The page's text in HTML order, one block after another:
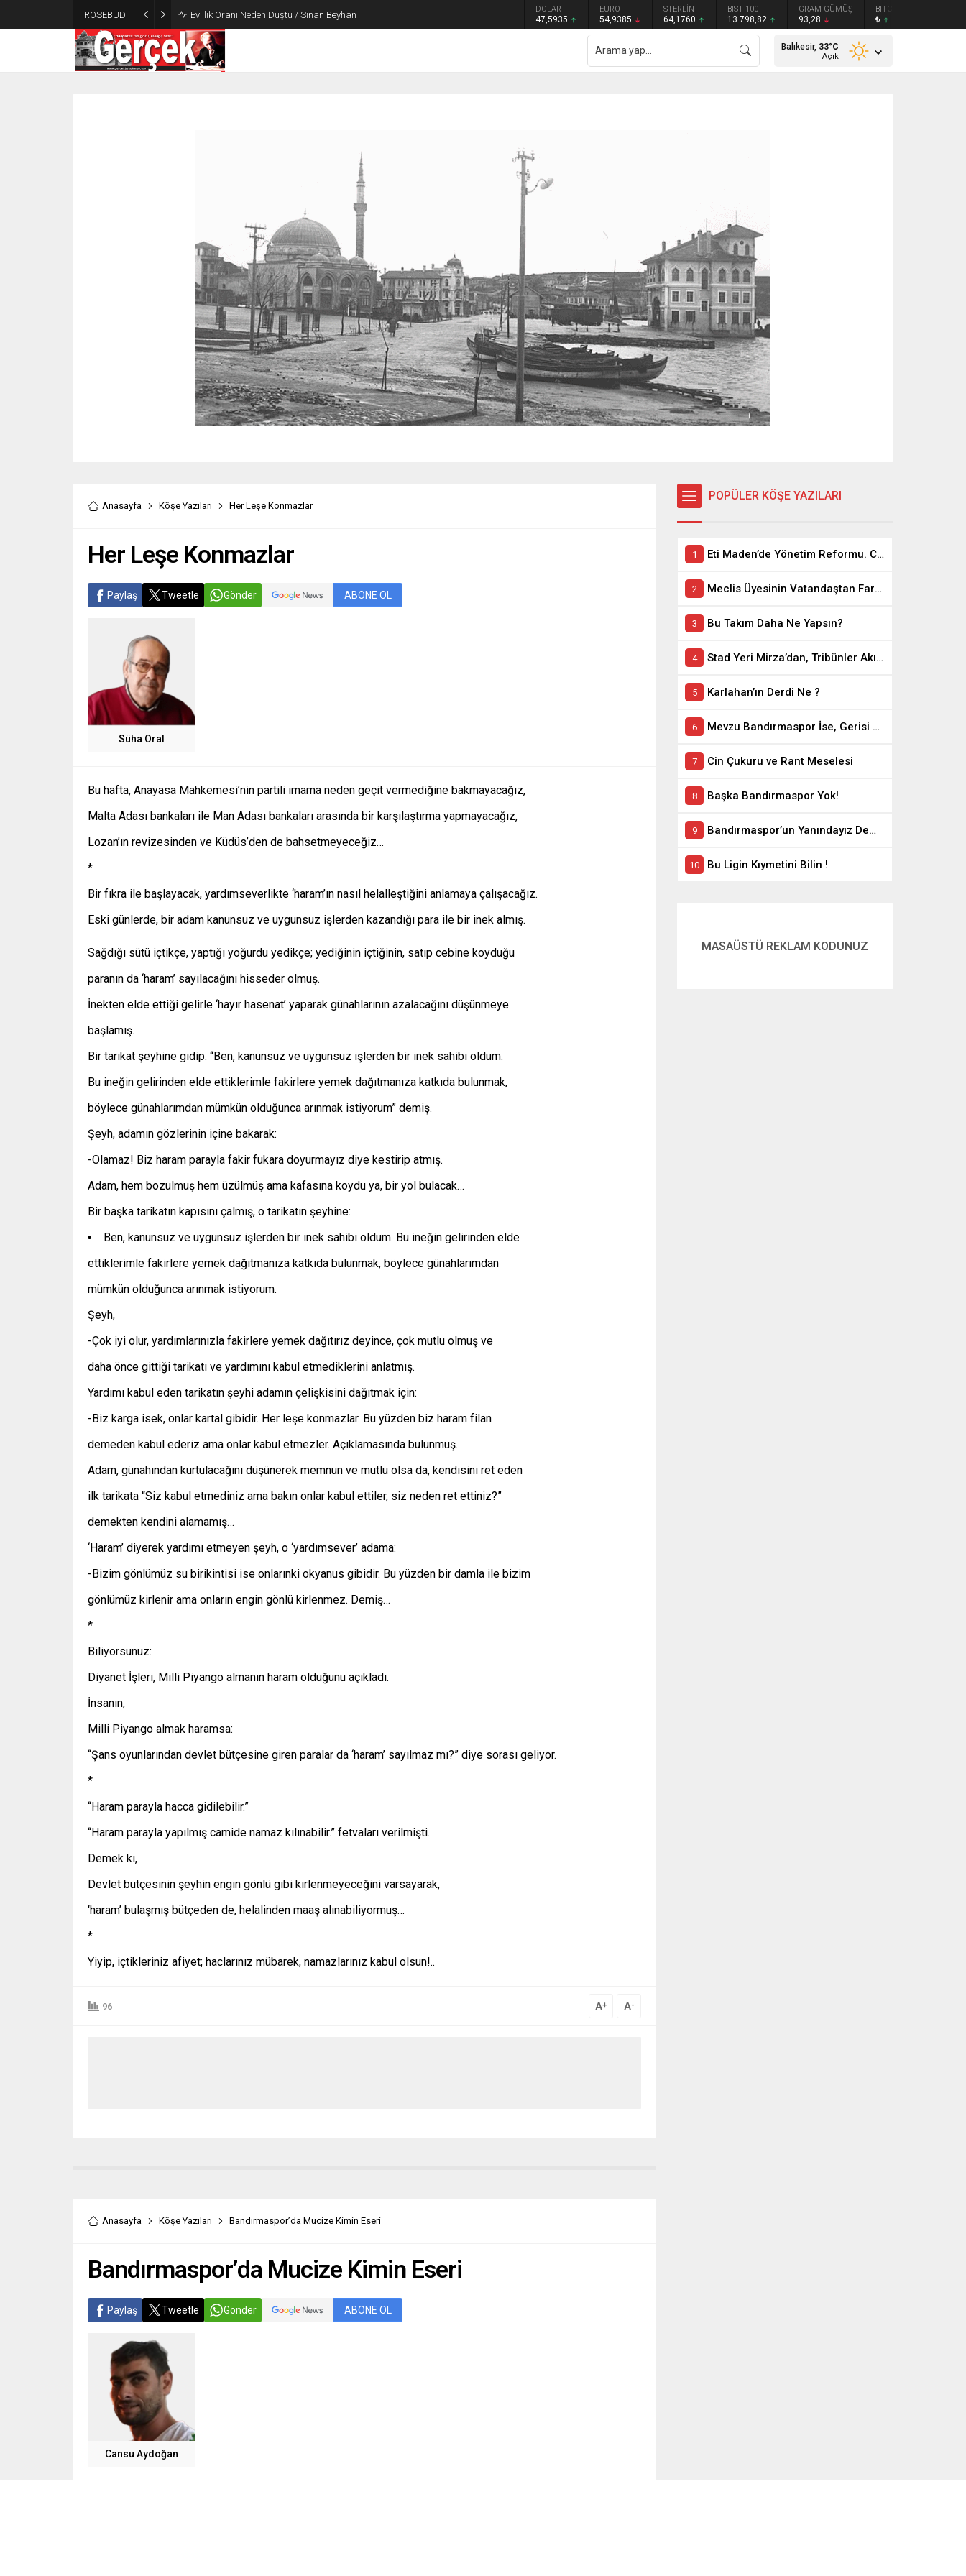
ROSEBUD Evlilik Oranı Neden Düştü / Sinan Beyhan DOLAR
47,5935
EURO
54,9385
STERLİN
64,1760
BIST 100
13.798,82
GRAM GÜMÜŞ
93,28
BITCOIN
₺
Balıkesir, 33°C
Açık
Anasayfa Köşe Yazıları Her Leşe Konmazlar
Her Leşe Konmazlar
Paylaş Tweetle Gönder ABONE OL
Süha Oral
Bu hafta, Anayasa Mahkemesi’nin partili imama neden geçit vermediğine bakmayacağız,
Malta Adası bankaları ile Man Adası bankaları arasında bir karşılaştırma yapmayacağız,
Lozan’ın revizesinden ve Küdüs’den de bahsetmeyeceğiz…
*
Bir fıkra ile başlayacak, yardımseverlikte ‘haram’ın nasıl helalleştiğini anlamaya çalışacağız.
Eski günlerde, bir adam kanunsuz ve uygunsuz işlerden kazandığı para ile bir inek almış.
Sağdığı sütü içtikçe, yaptığı yoğurdu yedikçe; yediğinin içtiğinin, satıp cebine koyduğu
paranın da ‘haram’ sayılacağını hisseder olmuş.
İnekten elde ettiği gelirle ‘hayır hasenat’ yaparak günahlarının azalacağını düşünmeye
başlamış.
Bir tarikat şeyhine gidip: “Ben, kanunsuz ve uygunsuz işlerden bir inek sahibi oldum.
Bu ineğin gelirinden elde ettiklerimle fakirlere yemek dağıtmanıza katkıda bulunmak,
böylece günahlarımdan mümkün olduğunca arınmak istiyorum” demiş.
Şeyh, adamın gözlerinin içine bakarak:
-Olamaz! Biz haram parayla fakir fukara doyurmayız diye kestirip atmış.
Adam, hem bozulmuş hem üzülmüş ama kafasına koydu ya, bir yol bulacak…
Bir başka tarikatın kapısını çalmış, o tarikatın şeyhine:
Ben, kanunsuz ve uygunsuz işlerden bir inek sahibi oldum. Bu ineğin gelirinden elde
ettiklerimle fakirlere yemek dağıtmanıza katkıda bulunmak, böylece günahlarımdan
mümkün olduğunca arınmak istiyorum.
Şeyh,
-Çok iyi olur, yardımlarınızla fakirlere yemek dağıtırız deyince, çok mutlu olmuş ve
daha önce gittiği tarikatı ve yardımını kabul etmediklerini anlatmış.
Yardımı kabul eden tarikatın şeyhi adamın çelişkisini dağıtmak için:
-Biz karga isek, onlar kartal gibidir. Her leşe konmazlar. Bu yüzden biz haram filan
demeden kabul ederiz ama onlar kabul etmezler. Açıklamasında bulunmuş.
Adam, günahından kurtulacağını düşünerek memnun ve mutlu olsa da, kendisini ret eden
ilk tarikata “Siz kabul etmediniz ama bakın onlar kabul ettiler, siz neden ret ettiniz?”
demekten kendini alamamış…
‘Haram’ diyerek yardımı etmeyen şeyh, o ‘yardımsever’ adama:
-Bizim gönlümüz su birikintisi ise onlarınki okyanus gibidir. Bu yüzden bir damla ile bizim
gönlümüz kirlenir ama onların engin gönlü kirlenmez. Demiş…
*
Biliyorsunuz:
Diyanet İşleri, Milli Piyango almanın haram olduğunu açıkladı.
İnsanın,
Milli Piyango almak haramsa:
“Şans oyunlarından devlet bütçesine giren paralar da ‘haram’ sayılmaz mı?” diye sorası geliyor.
*
“Haram parayla hacca gidilebilir.”
“Haram parayla yapılmış camide namaz kılınabilir.” fetvaları verilmişti.
Demek ki,
Devlet bütçesinin şeyhin engin gönlü gibi kirlenmeyeceğini varsayarak,
‘haram’ bulaşmış bütçeden de, helalinden maaş alınabiliyormuş…
*
Yiyip, içtikleriniz afiyet; haclarınız mübarek, namazlarınız kabul olsun!..
96 A+ A-
Anasayfa Köşe Yazıları Bandırmaspor’da Mucize Kimin Eseri
Bandırmaspor’da Mucize Kimin Eseri
Paylaş Tweetle Gönder ABONE OL
Cansu Aydoğan
POPÜLER KÖŞE YAZILARI
Eti Maden’de Yönetim Reformu. CEO Modeli’nde Kadro / Taşeron İşçilik Ayrımı Kalkıyor
Meclis Üyesinin Vatandaştan Farkı Ne ?
Bu Takım Daha Ne Yapsın?
Stad Yeri Mirza’dan, Tribünler Akın’dan: Geriye Bakanlık Kaldı.
Karlahan’ın Derdi Ne ?
Mevzu Bandırmaspor İse, Gerisi Teferruattır
Cin Çukuru ve Rant Meselesi
Başka Bandırmaspor Yok!
Bandırmaspor’un Yanındayız Demekle Olmuyor!
Bu Ligin Kıymetini Bilin !
MASAÜSTÜ REKLAM KODUNUZ